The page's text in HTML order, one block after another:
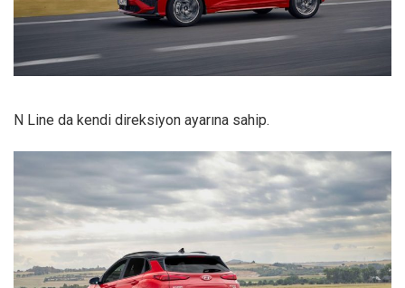
N Line da kendi direksiyon ayarına sahip.